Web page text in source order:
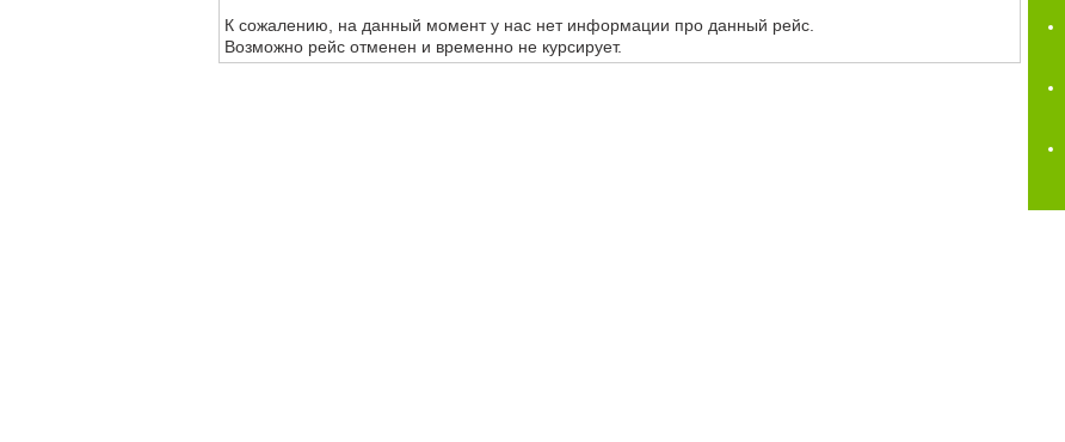
К сожалению, на данный момент у нас нет информации про данный рейс.
Возможно рейс отменен и временно не курсирует.